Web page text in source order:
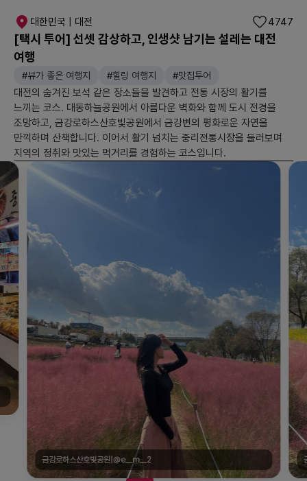
대한민국 | 대전
[택시 투어] 선셋 감상하고, 인생샷 남기는 설레는 대전
여행
4747
#뷰가 좋은 여행지 #힐링 여행지 #맛집투어
대전의 숨겨진 보석 같은 장소들을 발견하고 전통 시장의 활기를
느끼는 코스. 대동하늘공원에서 아름다운 벽화와 함께 도시 전경을
조망하고, 금강로하스산호빛공원에서 금강변의 평화로운 자연을
만끽하며 산책합니다. 이어서 활기 넘치는 중리전통시장을 둘러보며
지역의 정취와 맛있는 먹거리를 경험하는 코스입니다.
금강로하스산호빛공원|@e__m__2